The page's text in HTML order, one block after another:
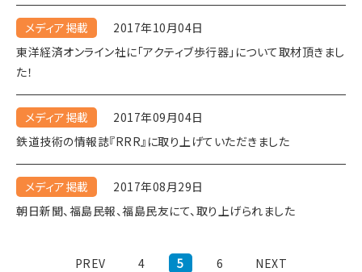
メディア掲載
2017年10月04日
東洋経済オンライン社に「アクティブ歩行器」について取材頂きまし
た！
メディア掲載
2017年09月04日
鉄道技術の情報誌『RRR』に取り上げていただきました
メディア掲載
2017年08月29日
朝日新聞、福島民報、福島民友にて、取り上げられました
PREV 4 5 6 NEXT